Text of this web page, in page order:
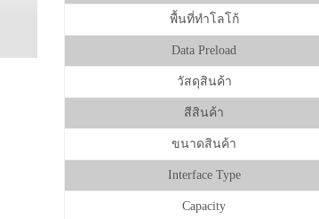
พื้นที่ทำโลโก้
Data Preload
วัสดุสินค้า
สีสินค้า
ขนาดสินค้า
Interface Type
Capacity